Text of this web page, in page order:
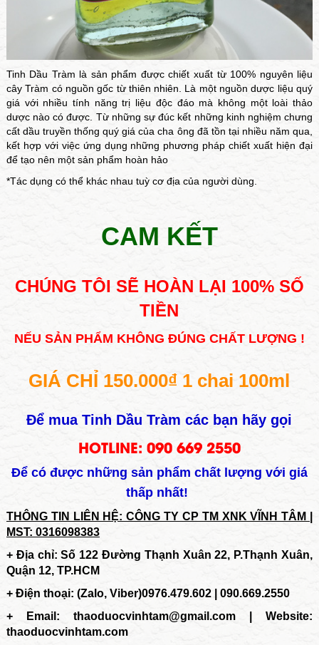
Tinh Dầu Tràm là sản phẩm được chiết xuất từ 100% nguyên liệu
cây Tràm có nguồn gốc từ thiên nhiên. Là một nguồn dược liệu quý
giá với nhiều tính năng trị liệu độc đáo mà không một loài thảo
dược nào có được. Từ những sự đúc kết những kinh nghiệm chưng
cất dầu truyền thống quý giá của cha ông đã tồn tại nhiều năm qua,
kết hợp với việc ứng dụng những phương pháp chiết xuất hiện đại
để tạo nên một sản phẩm hoàn hảo
*Tác dụng có thể khác nhau tuỳ cơ địa của người dùng.
CAM KẾT
CHÚNG TÔI SẼ HOÀN LẠI 100% SỐ
TIỀN
NẾU SẢN PHẨM KHÔNG ĐÚNG CHẤT LƯỢNG !
GIÁ CHỈ 150.000₫ 1 chai 100ml
Để mua Tinh Dầu Tràm các bạn hãy gọi
HOTLINE: 090 669 2550
Để có được những sản phẩm chất lượng với giá
thấp nhất!
THÔNG TIN LIÊN HỆ: CÔNG TY CP TM XNK VĨNH TÂM |
MST: 0316098383
+ Địa chỉ: Số 122 Đường Thạnh Xuân 22, P.Thạnh Xuân,
Quận 12, TP.HCM
+ Điện thoại: (Zalo, Viber)0976.479.602 | 090.669.2550
+ Email: thaoduocvinhtam@gmail.com | Website:
thaoduocvinhtam.com